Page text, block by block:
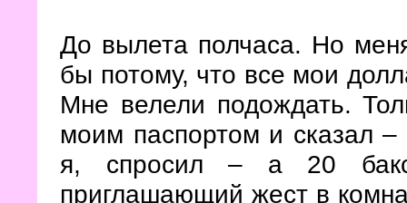
До вылета полчаса. Но
бы потому, что все мои
Мне велели подождать.
моим паспортом и сказал
я, спросил – а 20
приглашающий жест в